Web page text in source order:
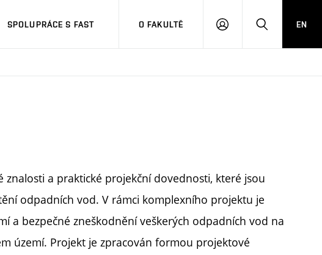
SPOLUPRÁCE S FAST O FAKULTĚ
PŘIHLÁSITHLEDAT
EN
a praktické projekční dovednosti, které jsou
odpadních vod. V rámci komplexního projektu je
a bezpečné zneškodnění veškerých odpadních vod na
území. Projekt je zpracován formou projektové